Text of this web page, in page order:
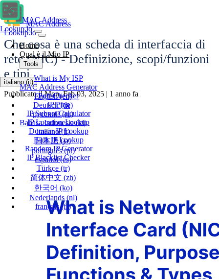
MAC Address
Lookup.io
MAC Address
Lookup.io
Home
Qual è il Mio IP
Tools
What is My ISP
MAC Address Generator
Port Checker
IP Ping
IP Subnet Calculator
IP Location Lookup
Domain IP Lookup
Bulk IP Lookup
Random IP Generator
IP Blacklist Checker
italiano (it)
English(en)
Deutsch(de)
русский(ru)
Bahasa Indonesia(id)
italiano(it)
日本語(ja)
português(pt)
español(es)
Türkçe (tr)
简体中文 (zh)
한국어 (ko)
Nederlands (nl)
français(fr)
Che cosa è una scheda di interfaccia di
rete (NIC) - Definizione, scopi/funzioni
e tipi
Pubblicato il Mon, Feb 03, 2025 | 1 anno fa